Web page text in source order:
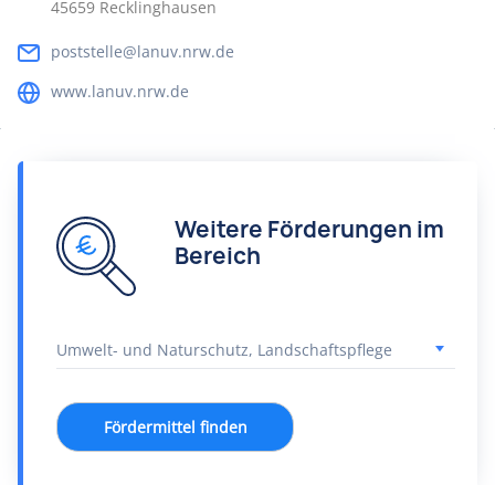
45659 Recklinghausen
poststelle@lanuv.nrw.de
www.lanuv.nrw.de
Weitere Förderungen im
Bereich
Fördermittel finden